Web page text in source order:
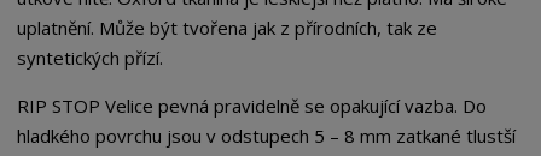
uplatnění. Může být tvořena jak z přírodních, tak ze
syntetických přízí.
RIP STOP Velice pevná pravidelně se opakující vazba. Do
hladkého povrchu jsou v odstupech 5 – 8 mm zatkané tlustší